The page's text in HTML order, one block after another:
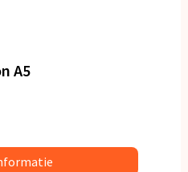
A5